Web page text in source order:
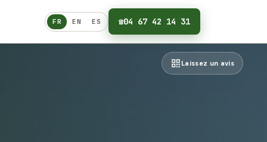
Français
FR EN ES ☎04 67 42 14 31
Laissez un avis